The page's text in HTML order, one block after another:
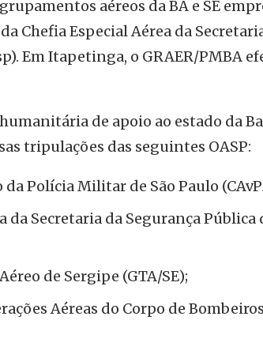
aéreos da BA e SE
Chefia Especial Aérea da
Em Itapetinga, o GRAER/PMBA
de apoio ao estado da
tripulações das seguintes OASP:
da Polícia Militar de São Paulo
da Secretaria da Segurança Pública
de Sergipe (GTA/SE);
Aéreas do Corpo de